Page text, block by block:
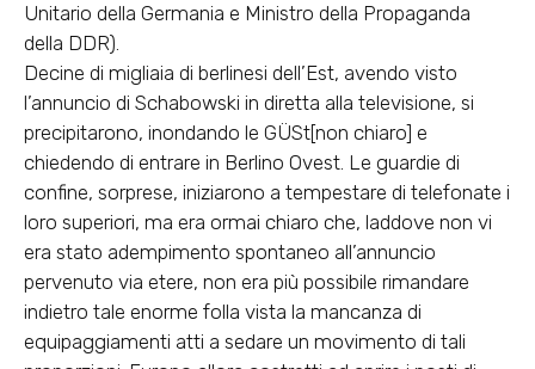
Unitario della Germania e Ministro della Propaganda
della DDR).
Decine di migliaia di berlinesi dell’Est, avendo visto
l’annuncio di Schabowski in diretta alla televisione, si
precipitarono, inondando le GÜSt[non chiaro] e
chiedendo di entrare in Berlino Ovest. Le guardie di
confine, sorprese, iniziarono a tempestare di telefonate i
loro superiori, ma era ormai chiaro che, laddove non vi
era stato adempimento spontaneo all’annuncio
pervenuto via etere, non era più possibile rimandare
indietro tale enorme folla vista la mancanza di
equipaggiamenti atti a sedare un movimento di tali